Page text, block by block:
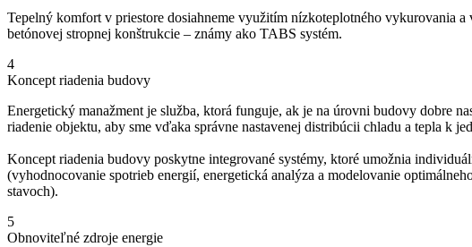
Tepelný komfort v priestore dosiahneme využitím nízkoteplotného vykurovania
betónovej stropnej konštrukcie – známy ako TABS systém.
4
Koncept riadenia budovy
Energetický manažment je služba, ktorá funguje, ak je na úrovni budovy dobre
riadenie objektu, aby sme vďaka správne nastavenej distribúcii chladu a tepla k
Koncept riadenia budovy poskytne integrované systémy, ktoré umožnia
(vyhodnocovanie spotrieb energií, energetická analýza a modelovanie
stavoch).
5
Obnoviteľné zdroje energie